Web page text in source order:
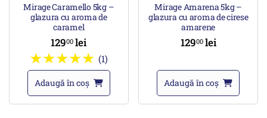
Mirage Caramello 5kg –
glazura cu aroma de
caramel
12900lei
(1)
Adaugă în coș
Mirage Amarena 5kg –
glazura cu aroma de cirese
amarene
12900 lei
Adaugă în coș